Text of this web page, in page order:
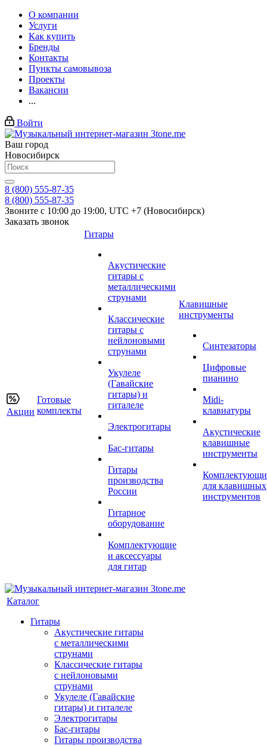
О компании
Услуги
Как купить
Бренды
Контакты
Пункты самовывоза
Проекты
Вакансии
...
Войти
Ваш город
Новосибирск
8 (800) 555-87-35
8 (800) 555-87-35
Звоните с 10:00 до 19:00, UTC +7 (Новосибирск)
Заказать звонок
Акции
Готовые
комплекты
Гитары
Акустические
гитары с
металлическими
струнами
Классические
гитары с
нейлоновыми
струнами
Укулеле
(Гавайские
гитары) и
гиталеле
Электрогитары
Бас-гитары
Гитары
производства
России
Гитарное
оборудование
Комплектующие
и аксессуары
для гитар
Клавишные
инструменты
Синтезаторы
Цифровые
пианино
Midi-
клавиатуры
Акустические
клавишные
инструменты
для клавишных
инструментов
Каталог
Гитары
Акустические гитары
с металлическими
струнами
Классические гитары
с нейлоновыми
струнами
Укулеле (Гавайские
гитары) и гиталеле
Электрогитары
Бас-гитары
Гитары производства